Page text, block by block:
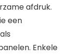
afdruk.
een
Enkele